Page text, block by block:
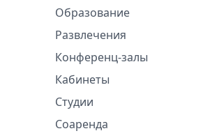
Образование
Развлечения
Конференц-залы
Кабинеты
Студии
Соаренда